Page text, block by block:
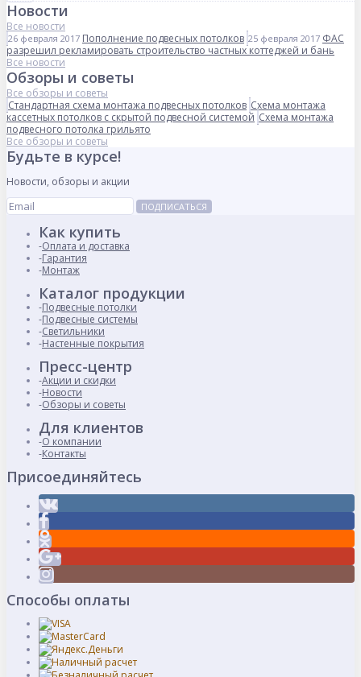
Новости
Все новости
26 февраля 2017 Пополнение подвесных потолков 25 февраля 2017 ФАС
разрешил рекламировать строительство частных коттеджей и бань
Все новости
Обзоры и советы
Все обзоры и советы
Стандартная схема монтажа подвесных потолков Схема монтажа
кассетных потолков с скрытой подвесной системой Схема монтажа
подвесного потолка грильято
Все обзоры и советы
Будьте в курсе!
Новости, обзоры и акции
ПОДПИСАТЬСЯ
Как купить
Оплата и доставка
Гарантия
Монтаж
Каталог продукции
Подвесные потолки
Подвесные системы
Светильники
Настенные покрытия
Пресс-центр
Акции и скидки
Новости
Обзоры и советы
Для клиентов
О компании
Контакты
Присоединяйтесь
Способы оплаты